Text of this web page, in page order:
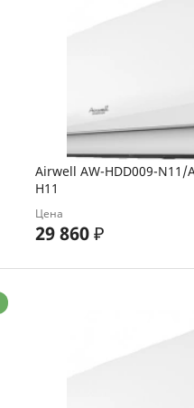
Airwell AW-HDD009-N11/
H11
Цена
29 860₽